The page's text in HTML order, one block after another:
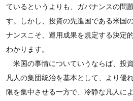
ているというよりも、ガバナンスの問
す。しかし、投資の先進国である米国
ナンスこそ、運用成果を規定する決定
わかります。
米国の事情についていうならば、投
凡人の集団統治を基本として、より優
限を集中させる一方で、冷静な凡人に